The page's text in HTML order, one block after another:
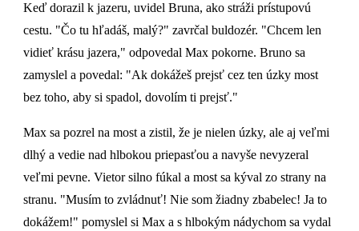
Keď dorazil k jazeru, uvidel Bruna, ako stráži prístupovú
cestu. "Čo tu hľadáš, malý?" zavrčal buldozér. "Chcem len
vidieť krásu jazera," odpovedal Max pokorne. Bruno sa
zamyslel a povedal: "Ak dokážeš prejsť cez ten úzky most
bez toho, aby si spadol, dovolím ti prejsť."
Max sa pozrel na most a zistil, že je nielen úzky, ale aj veľmi
dlhý a vedie nad hlbokou priepasťou a navyše nevyzeral
veľmi pevne. Vietor silno fúkal a most sa kýval zo strany na
stranu. "Musím to zvládnuť! Nie som žiadny zbabelec! Ja to
dokážem!" pomyslel si Max a s hlbokým nádychom sa vydal